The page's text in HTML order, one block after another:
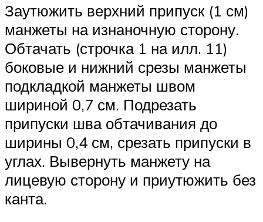
Заутюжить верхний припуск (1 см)
манжеты на изнаночную сторону.
Обтачать (строчка 1 на илл. 11)
боковые и нижний срезы манжеты
подкладкой манжеты швом
шириной 0,7 см. Подрезать
припуски шва обтачивания до
ширины 0,4 см, срезать припуски в
углах. Вывернуть манжету на
лицевую сторону и приутюжить без
канта.